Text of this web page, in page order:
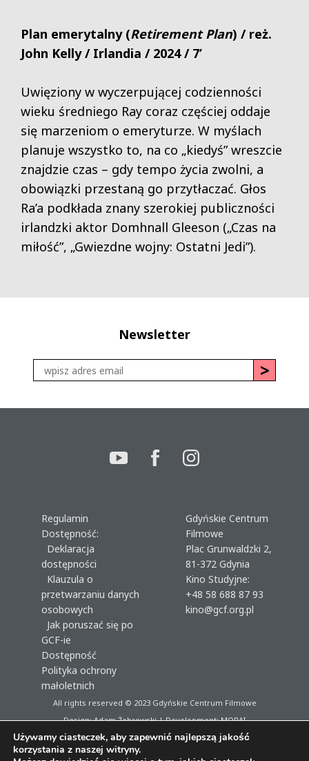
Plan emerytalny (Retirement Plan) / reż.
John Kelly / Irlandia / 2024 / 7’
Uwięziony w wyczerpującej codzienności
wieku średniego Ray coraz częściej oddaje
się marzeniom o emeryturze. W myślach
planuje wszystko to, na co „kiedyś” wreszcie
znajdzie czas – gdy tempo życia zwolni, a
obowiązki przestaną go przytłaczać. Głos
Ra’a podkłada znany szerokiej publiczności
irlandzki aktor Domhnall Gleeson („Czas na
miłość”, „Gwiezdne wojny: Ostatni Jedi”).
Newsletter
Regulamin
Dostępność:
Deklaracja
dostępności
Klauzula o
przetwarzaniu danych
osobowych
Jak poruszać się po
GCF-ie
Dostępność
Polityka ochrony
małoletnich
Gdyńskie Centrum
Filmowe
Plac Grunwaldzki 2,
81-372 Gdynia
Kino Studyjne:
+48 58 688 87 93
kino@gcf.org.pl
All rights reserved © 2023Gdyńskie Centrum Filmowe
Design: Adam Żebrowski | Development:MORAI
Używamy ciasteczek, aby zapewnić najlepszą jakość
korzystania z naszej witryny.